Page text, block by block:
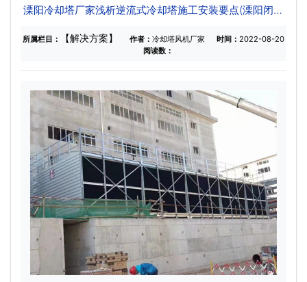
溧阳冷却塔厂家浅析逆流式冷却塔施工安装要点(溧阳闭式
所属栏目： 【解决方案】 作者： 冷却塔风机厂家 时间： 2022-08-20
阅读数：